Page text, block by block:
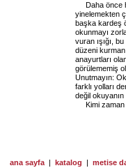
Daha önce
yinelemekten
başka kardeş
okunmayı
vuran ışığı,
düzeni
anayurtları
görülememiş
Unutmayın:
farklı yolları
değil okuyanın
Kimi zaman
ana sayfa | katalog | metise